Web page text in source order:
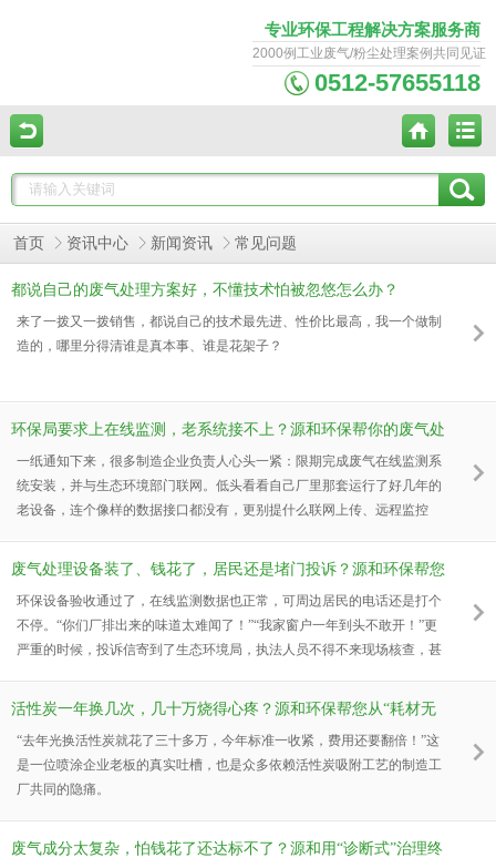
专业环保工程解决方案服务商
2000例工业废气/粉尘处理案例共同见证
0512-57655118
首页 资讯中心 新闻资讯 常见问题
都说自己的废气处理方案好，不懂技术怕被忽悠怎么办？
来了一拨又一拨销售，都说自己的技术最先进、性价比最高，我一个做制
造的，哪里分得清谁是真本事、谁是花架子？
环保局要求上在线监测，老系统接不上？源和环保帮你的废气处
理设备升级
一纸通知下来，很多制造企业负责人心头一紧：限期完成废气在线监测系
统安装，并与生态环境部门联网。低头看看自己厂里那套运行了好几年的
老设备，连个像样的数据接口都没有，更别提什么联网上传、远程监控
废气处理设备装了、钱花了，居民还是堵门投诉？源和环保帮您
解决
环保设备验收通过了，在线监测数据也正常，可周边居民的电话还是打个
不停。“你们厂排出来的味道太难闻了！”“我家窗户一年到头不敢开！”更
严重的时候，投诉信寄到了生态环境局，执法人员不得不来现场核查，甚
活性炭一年换几次，几十万烧得心疼？源和环保帮您从“耗材无
底洞”到“长效省钱模式”
“去年光换活性炭就花了三十多万，今年标准一收紧，费用还要翻倍！”这
是一位喷涂企业老板的真实吐槽，也是众多依赖活性炭吸附工艺的制造工
厂共同的隐痛。
废气成分太复杂，怕钱花了还达标不了？源和用“诊断式”治理终